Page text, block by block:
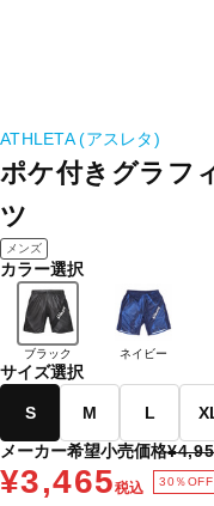
ATHLETA (アスレタ)
ポケ付きグラフ
ツ
メンズ
カラー選択
ブラック ネイビー
サイズ選択
S M L
メーカー希望小売価格
¥3,465税込 30％OFF